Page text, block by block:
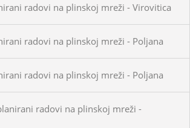
radovi na plinskoj mreži - Virovitica
radovi na plinskoj mreži - Poljana
radovi na plinskoj mreži - Poljana
radovi na plinskoj mreži -